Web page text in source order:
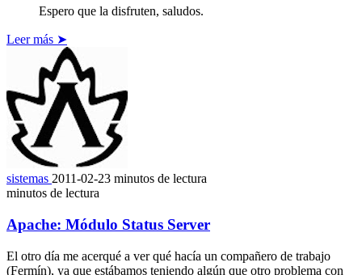
Espero que la disfruten, saludos.
Leer más ➤
sistemas 2011-02-23 minutos de lectura
minutos de lectura
Apache: Módulo Status Server
El otro día me acerqué a ver qué hacía un compañero de trabajo
(Fermín), ya que estábamos teniendo algún que otro problema con